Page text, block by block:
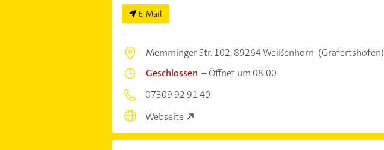
E-Mail
Memminger Str. 102,89264 Weißenhorn (Grafertshofen)
Geschlossen –Öffnet um 08:00
07309 92 91 40
Webseite